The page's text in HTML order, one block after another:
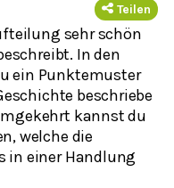
Teilen
sehr schön
In den
ein Punktemuster
beschriebe
kannst du
welche die
in einer Handlung